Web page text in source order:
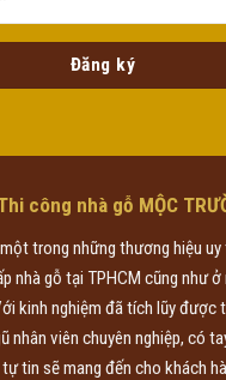
công nhà gỗ MỘC
một trong những thương hiệu
nhà gỗ tại TPHCM cũng như
kinh nghiệm đã tích lũy được
nhân viên chuyên nghiệp, có
tin sẽ mang đến cho khách